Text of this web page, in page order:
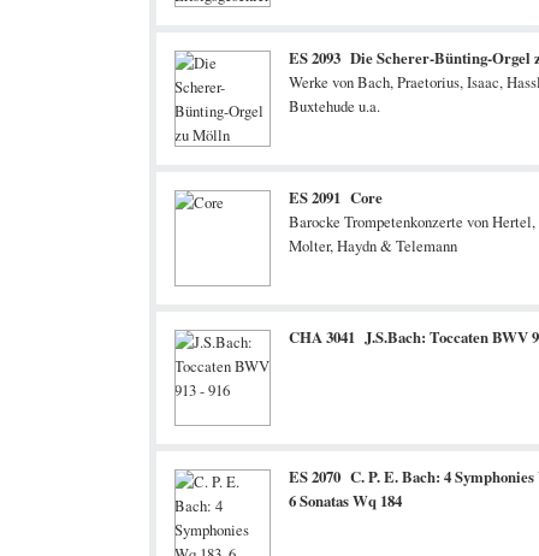
ES 2093 Die Scherer-Bünting-Orgel
Werke von Bach, Praetorius, Isaac,
Buxtehude u.a.
ES 2091 Core
Barocke Trompetenkonzerte von
Molter, Haydn & Telemann
CHA 3041 J.S.Bach: Toccaten BWV
ES 2070 C. P. E. Bach: 4 Symphonies
6 Sonatas Wq 184